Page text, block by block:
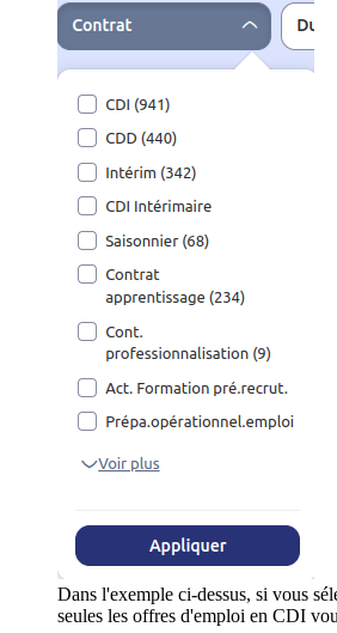
Dans l'exemple ci-dessus, si vous
seules les offres d'emploi en CDI